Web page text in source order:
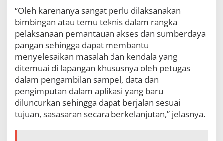
e
m
n
t
a
u
n
A
k
s
e
“Oleh karenanya sangat perlu dilaksanakan
bimbingan atau temu teknis dalam rangka
pelaksanaan pemantauan akses dan sumberdaya
pangan sehingga dapat membantu
menyelesaikan masalah dan kendala yang
ditemuai di lapangan khususnya oleh petugas
dalam pengambilan sampel, data dan
pengimputan dalam aplikasi yang baru
diluncurkan sehingga dapat berjalan sesuai
tujuan, sasasaran secara berkelanjutan,” jelasnya.